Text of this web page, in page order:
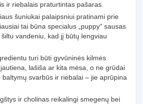
ir riebalais praturtintas pašaras.
šuniukai palaipsniui pratinami prie
tai būna specialus „puppy“ sausas
vandeniu, kad jį būtų lengviau
turi būti gyvūninės kilmės
lašiša ar kita mėsa, o ne grūdai
svarbūs ir riebalai – jie aprūpina
ir cholinas reikalingi smegenų bei